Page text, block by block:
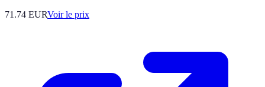
71.74 EURVoir le prix